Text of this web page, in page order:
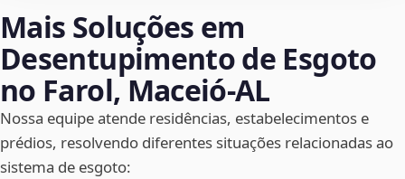
Mais Soluções em
Desentupimento de Esgoto
no Farol, Maceió‑AL
Nossa equipe atende residências, estabelecimentos e
prédios, resolvendo diferentes situações relacionadas ao
sistema de esgoto: